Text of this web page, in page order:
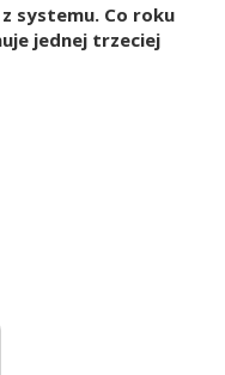
systemu. Co roku
jednej trzeciej